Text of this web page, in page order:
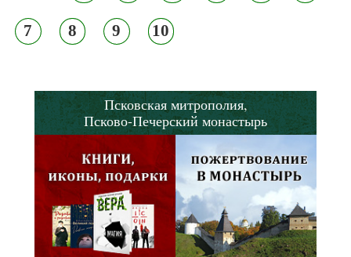
7 8 9 10
Псковская митрополия,
Псково-Печерский монастырь